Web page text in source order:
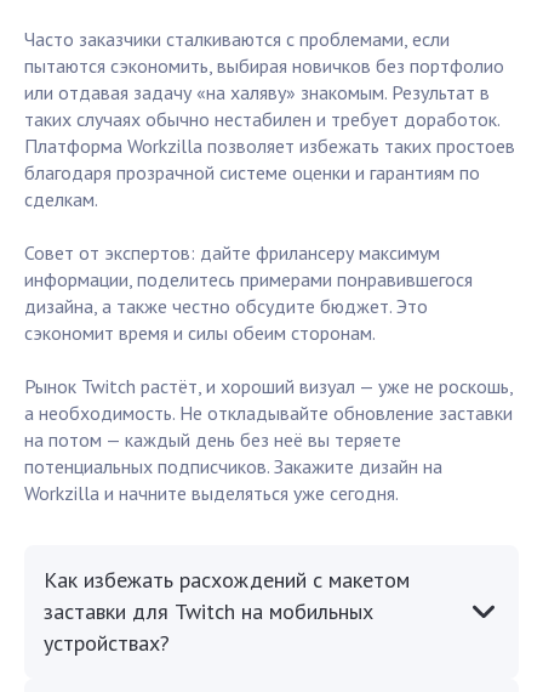
Часто заказчики сталкиваются с проблемами, если
пытаются сэкономить, выбирая новичков без портфолио
или отдавая задачу «на халяву» знакомым. Результат в
таких случаях обычно нестабилен и требует доработок.
Платформа Workzilla позволяет избежать таких простоев
благодаря прозрачной системе оценки и гарантиям по
сделкам.
Совет от экспертов: дайте фрилансеру максимум
информации, поделитесь примерами понравившегося
дизайна, а также честно обсудите бюджет. Это
сэкономит время и силы обеим сторонам.
Рынок Twitch растёт, и хороший визуал — уже не роскошь,
а необходимость. Не откладывайте обновление заставки
на потом — каждый день без неё вы теряете
потенциальных подписчиков. Закажите дизайн на
Workzilla и начните выделяться уже сегодня.
Как избежать расхождений с макетом
заставки для Twitch на мобильных
устройствах?